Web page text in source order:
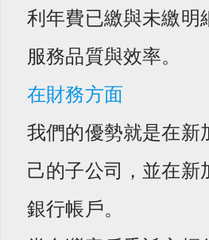
利年費已繳與未繳明
服務品質與效率。
在財務方面
我們的優勢就是在新
己的子公司，並在新
銀行帳戶。